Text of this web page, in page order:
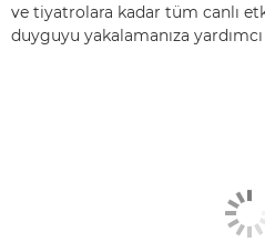
ve tiyatrolara kadar tüm canlı
duyguyu yakalamanıza